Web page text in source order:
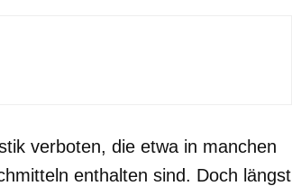
verboten, die etwa in manchen
enthalten sind. Doch längst